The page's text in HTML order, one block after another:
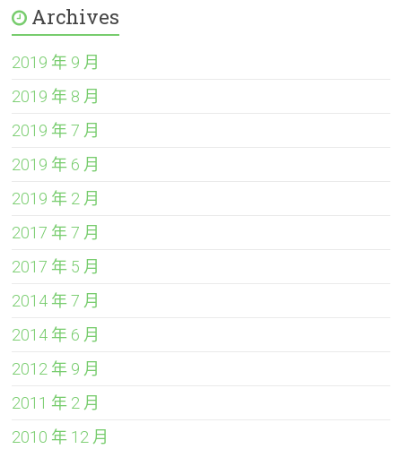
Archives
2019 年 9 月
2019 年 8 月
2019 年 7 月
2019 年 6 月
2019 年 2 月
2017 年 7 月
2017 年 5 月
2014 年 7 月
2014 年 6 月
2012 年 9 月
2011 年 2 月
2010 年 12 月